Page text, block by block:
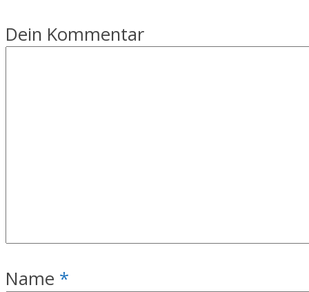
Dein Kommentar
Name *